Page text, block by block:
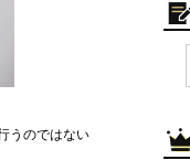
うのではない